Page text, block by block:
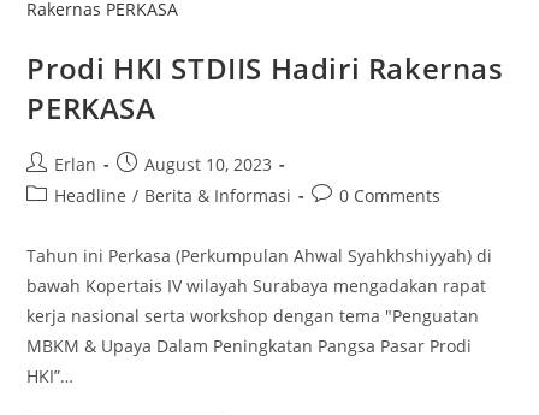
Ganjil
2023/2024
Prodi HKI STDIIS Hadiri Rakernas
PERKASA
Post
author:
Erlan
Post
published:
August 10, 2023
PostHeadline / Berita & Informasi
Post0 Comments
Tahun ini Perkasa (Perkumpulan Ahwal Syahkhshiyyah) di
bawah Kopertais IV wilayah Surabaya mengadakan rapat
kerja nasional serta workshop dengan tema "Penguatan
MBKM & Upaya Dalam Peningkatan Pangsa Pasar Prodi
HKI”…